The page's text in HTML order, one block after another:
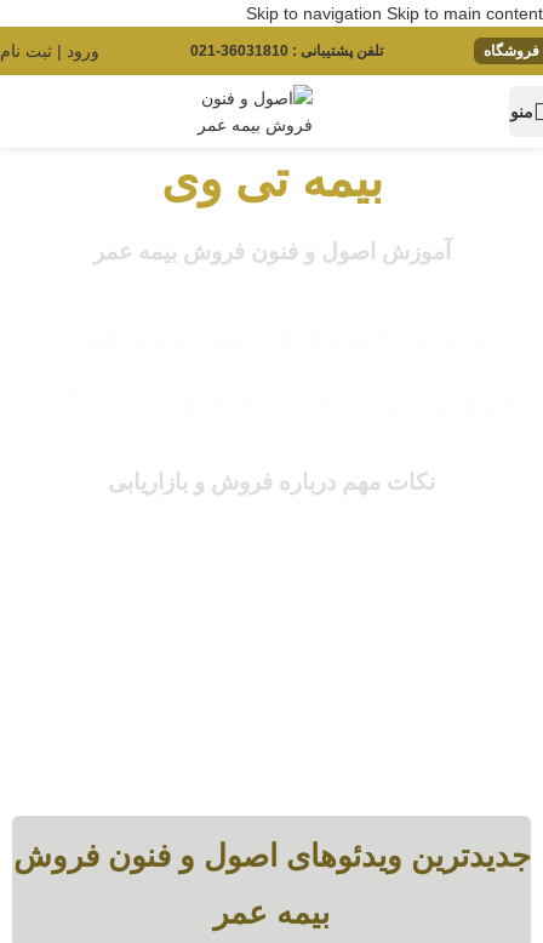
Skip to navigation Skip to main content
فروشگاه تلفن پشتیبانی : 36031810-021 ورود | ثبت نام
منو
بیمه تی وی
آموزش اصول و فنون فروش بیمه عمر
نکات مهم درباره فروش و بازاریابی
جدیدترین ویدئوهای اصول و فنون فروش
بیمه عمر